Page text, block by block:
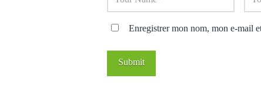
Enregistrer mon nom, mon e-mail